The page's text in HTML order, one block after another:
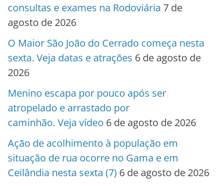
consultas e exames na Rodoviária 7 de
agosto de 2026
O Maior São João do Cerrado começa nesta
sexta. Veja datas e atrações 6 de agosto de
2026
Menino escapa por pouco após ser
atropelado e arrastado por
caminhão. Veja vídeo 6 de agosto de 2026
Ação de acolhimento à população em
situação de rua ocorre no Gama e em
Ceilândia nesta sexta (7) 6 de agosto de 2026